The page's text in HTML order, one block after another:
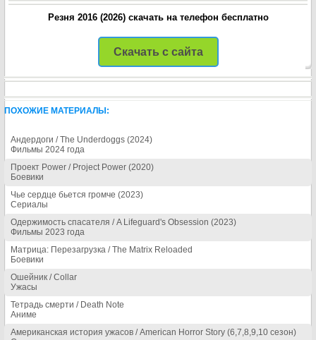
Резня 2016 (2026) скачать на телефон бесплатно
Скачать с сайта
ПОХОЖИЕ МАТЕРИАЛЫ:
Андердоги / The Underdoggs (2024)
Фильмы 2024 года
Проект Power / Project Power (2020)
Боевики
Чье сердце бьется громче (2023)
Сериалы
Одержимость спасателя / A Lifeguard's Obsession (2023)
Фильмы 2023 года
Матрица: Перезагрузка / The Matrix Reloaded
Боевики
Ошейник / Collar
Ужасы
Тетрадь смерти / Death Note
Аниме
Американская история ужасов / American Horror Story (6,7,8,9,10 сезон)